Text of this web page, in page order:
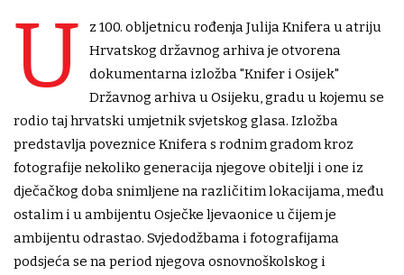
U
z 100. obljetnicu rođenja Julija Knifera u atriju
Hrvatskog državnog arhiva je otvorena
dokumentarna izložba "Knifer i Osijek"
Državnog arhiva u Osijeku, gradu u kojemu se
rodio taj hrvatski umjetnik svjetskog glasa. Izložba
predstavlja poveznice Knifera s rodnim gradom kroz
fotografije nekoliko generacija njegove obitelji i one iz
dječačkog doba snimljene na različitim lokacijama, među
ostalim i u ambijentu Osječke ljevaonice u čijem je
ambijentu odrastao. Svjedodžbama i fotografijama
podsjeća se na period njegova osnovnoškolskog i